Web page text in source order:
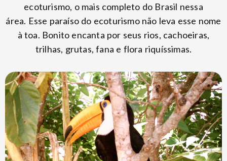
ecoturismo, o mais completo do Brasil nessa
área. Esse paraíso do ecoturismo não leva esse nome
à toa. Bonito encanta por seus rios, cachoeiras,
trilhas, grutas, fana e flora riquíssimas.